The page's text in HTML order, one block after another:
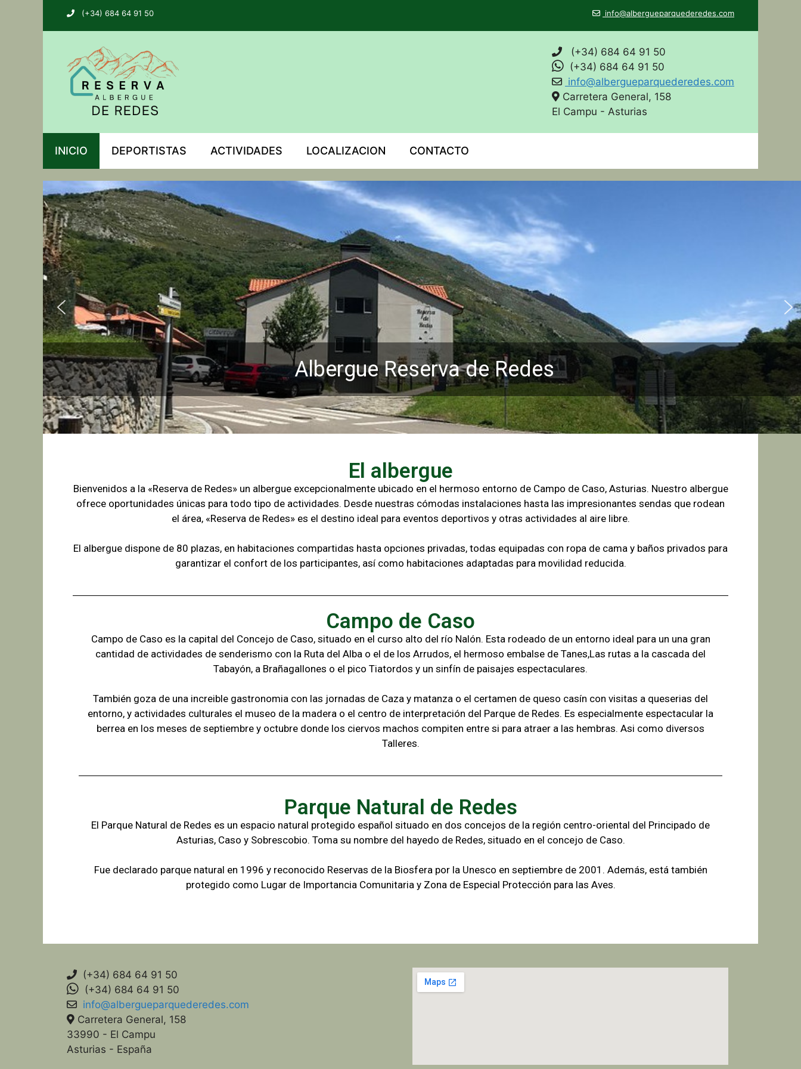
(+34) 684 64 91 50 info@albergueparquederedes.com
(+34) 684 64 91 50
(+34) 684 64 91 50
info@albergueparquederedes.com
Carretera General, 158
El Campu - Asturias
INICIO DEPORTISTAS ACTIVIDADES LOCALIZACION CONTACTO
Albergue Reserva de Redes
El albergue
Bienvenidos a la «Reserva de Redes» un albergue excepcionalmente ubicado en el hermoso entorno de Campo de Caso, Asturias. Nuestro albergue
ofrece oportunidades únicas para todo tipo de actividades. Desde nuestras cómodas instalaciones hasta las impresionantes sendas que rodean
el área, «Reserva de Redes» es el destino ideal para eventos deportivos y otras actividades al aire libre.
El albergue dispone de 80 plazas, en habitaciones compartidas hasta opciones privadas, todas equipadas con ropa de cama y baños privados para
garantizar el confort de los participantes, así como habitaciones adaptadas para movilidad reducida.
Campo de Caso
Campo de Caso es la capital del Concejo de Caso, situado en el curso alto del río Nalón. Esta rodeado de un entorno ideal para un una gran
cantidad de actividades de senderismo con la Ruta del Alba o el de los Arrudos, el hermoso embalse de Tanes,Las rutas a la cascada del
Tabayón, a Brañagallones o el pico Tiatordos y un sinfín de paisajes espectaculares.
También goza de una increible gastronomia con las jornadas de Caza y matanza o el certamen de queso casín con visitas a queserias del
entorno, y actividades culturales el museo de la madera o el centro de interpretación del Parque de Redes. Es especialmente espectacular la
berrea en los meses de septiembre y octubre donde los ciervos machos compiten entre si para atraer a las hembras. Asi como diversos
Talleres.
Parque Natural de Redes
El Parque Natural de Redes es un espacio natural protegido español situado en dos concejos de la región centro-oriental del Principado de
Asturias, Caso y Sobrescobio. Toma su nombre del hayedo de Redes, situado en el concejo de Caso.
Fue declarado parque natural en 1996 y reconocido Reservas de la Biosfera por la Unesco en septiembre de 2001. Además, está también
protegido como Lugar de Importancia Comunitaria y Zona de Especial Protección para las Aves.
(+34) 684 64 91 50
(+34) 684 64 91 50
info@albergueparquederedes.com
Carretera General, 158
33990 - El Campu
Asturias - España